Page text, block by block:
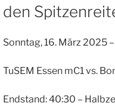
den
Sonntag, 16. März 2025
TuSEM Essen mC1 vs.
Endstand: 40:30 –